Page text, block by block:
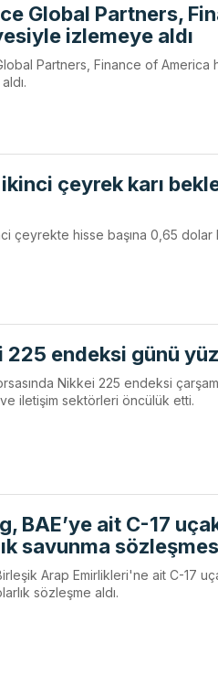
Global Partners,
izlemeye aldı
Partners, Finance of America
çeyrek karı
çeyrekte hisse başına 0,65
225 endeksi günü
Nikkei 225 endeksi
ve iletişim sektörleri öncülük etti.
BAE’ye ait C-17
savunma
Arap Emirlikleri'ne ait C-17
sözleşme aldı.